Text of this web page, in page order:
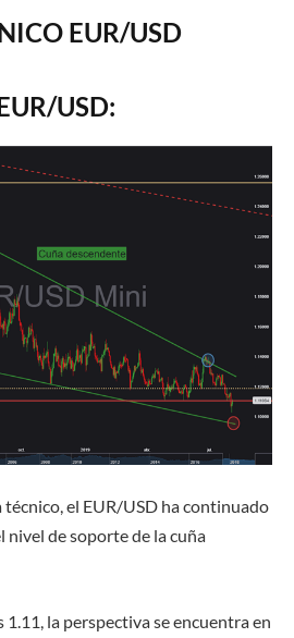
EUR/USD
USD:
el EUR/USD ha continuado
nivel de soporte de la cuña
1.11, la perspectiva se encuentra en